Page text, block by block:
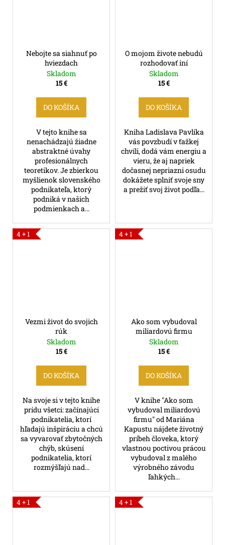
Nebojte sa siahnuť po
hviezdach
Skladom
15 €
DO KOŠÍKA
V tejto knihe sa
nenachádzajú žiadne
abstraktné úvahy
profesionálnych
teoretikov. Je zbierkou
myšlienok slovenského
podnikateľa, ktorý
podniká v našich
podmienkach a...
O mojom živote nebudú
rozhodovať iní
Skladom
15 €
DO KOŠÍKA
Kniha Ladislava Pavlíka
vás povzbudí v ťažkej
chvíli, dodá vám energiu a
vieru, že aj napriek
dočasnej nepriazni osudu
dokážete splniť svoje sny
a prežiť svoj život podľa...
4 + 1
Vezmi život do svojich
rúk
Skladom
15 €
DO KOŠÍKA
Na svoje si v tejto knihe
prídu všetci: začínajúci
podnikatelia, ktorí
hľadajú inšpiráciu a chcú
sa vyvarovať zbytočných
chýb, skúsení
podnikatelia, ktorí
rozmýšľajú nad...
4 + 1
Ako som vybudoval
miliardovú firmu
Skladom
15 €
DO KOŠÍKA
V knihe "Ako som
vybudoval miliardovú
firmu" od Mariána
Kapustu nájdete životný
príbeh človeka, ktorý
vlastnou poctivou prácou
vybudoval z malého
výrobného závodu
ľahkých...
4 + 1 4 + 1